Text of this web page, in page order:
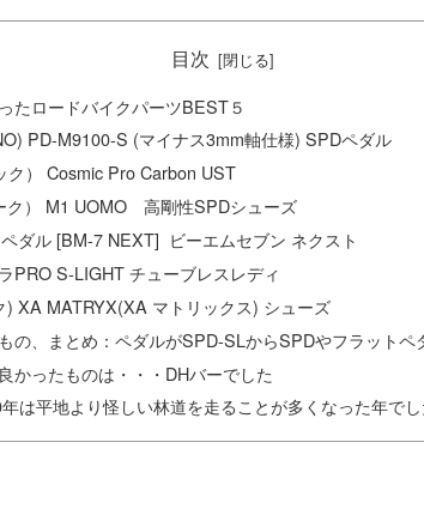
目次
たロードバイクパーツBEST５
PD-M9100-S (マイナス3mm軸仕様) SPDペダル
ク） Cosmic Pro Carbon UST
ク） M1 UOMO 高剛性SPDシューズ
ダル [BM-7 NEXT] ビーエムセブン ネクスト
PRO S-LIGHT チューブレスレディ
) XA MATRYX(XA マトリックス) シューズ
の、まとめ：ペダルがSPD-SLからSPDやフラットペ
かったものは・・・DHバーでした
は平地より怪しい林道を走ることが多くなった年でし